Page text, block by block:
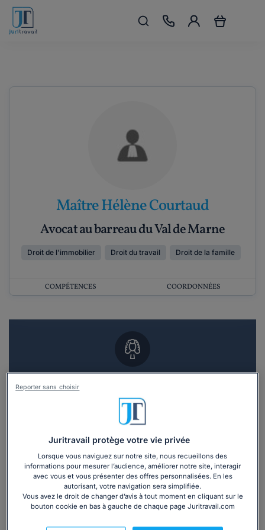
Maître Hélène Courtaud
Avocat au barreau du Val de Marne
Droit de l'immobilier Droit du travail Droit de la famille
COMPÉTENCES COORDONNÉES
Vous souhaitez un RDV en cabinet avec un
avocat ?
Recevoir des devis d'avocats
3 devis en 48h
Juritravail protège votre vie privée
Lorsque vous naviguez sur notre site, nous recueillons des
informations pour mesurer l’audience, améliorer notre site, interagir
avec vous et vous présenter des offres personnalisées. En les
autorisant, votre navigation sera simplifiée.
Vous avez le droit de changer d’avis à tout moment en cliquant sur le
bouton cookie en bas à gauche de chaque page Juritravail.com
Reporter sans choisir